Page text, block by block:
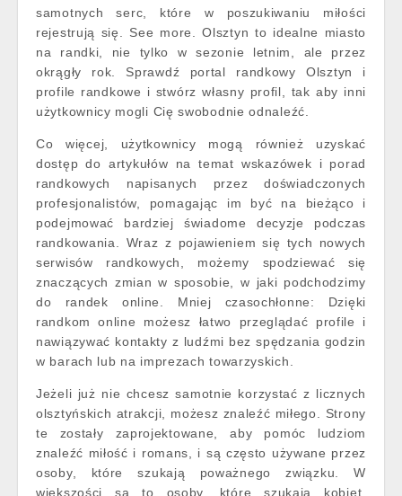
samotnych serc, które w poszukiwaniu miłości
rejestrują się. See more. Olsztyn to idealne miasto
na randki, nie tylko w sezonie letnim, ale przez
okrągły rok. Sprawdź portal randkowy Olsztyn i
profile randkowe i stwórz własny profil, tak aby inni
użytkownicy mogli Cię swobodnie odnaleźć.
Co więcej, użytkownicy mogą również uzyskać
dostęp do artykułów na temat wskazówek i porad
randkowych napisanych przez doświadczonych
profesjonalistów, pomagając im być na bieżąco i
podejmować bardziej świadome decyzje podczas
randkowania. Wraz z pojawieniem się tych nowych
serwisów randkowych, możemy spodziewać się
znaczących zmian w sposobie, w jaki podchodzimy
do randek online. Mniej czasochłonne: Dzięki
randkom online możesz łatwo przeglądać profile i
nawiązywać kontakty z ludźmi bez spędzania godzin
w barach lub na imprezach towarzyskich.
Jeżeli już nie chcesz samotnie korzystać z licznych
olsztyńskich atrakcji, możesz znaleźć miłego. Strony
te zostały zaprojektowane, aby pomóc ludziom
znaleźć miłość i romans, i są często używane przez
osoby, które szukają poważnego związku. W
większości są to osoby, które szukają kobiet.